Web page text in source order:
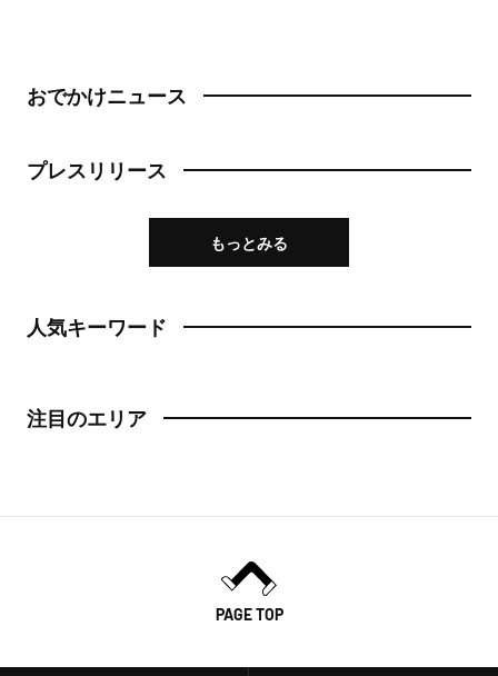
おでかけニュース
プレスリリース
もっとみる
人気キーワード
注目のエリア
PAGE TOP